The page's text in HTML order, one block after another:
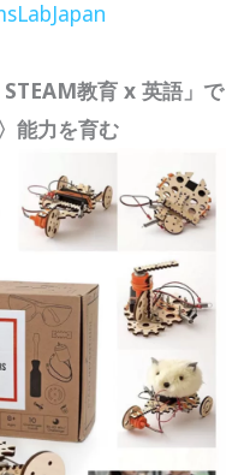
教育 x 英語」で
能力を育む